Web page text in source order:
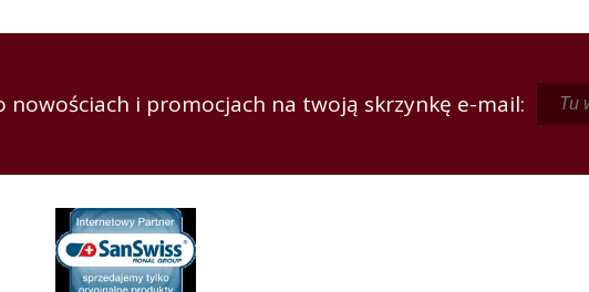
nowościach i promocjach na twoją skrzynkę e-mail: